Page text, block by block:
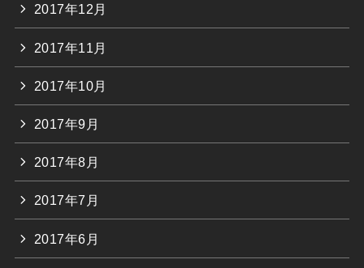
2017年12月
2017年11月
2017年10月
2017年9月
2017年8月
2017年7月
2017年6月